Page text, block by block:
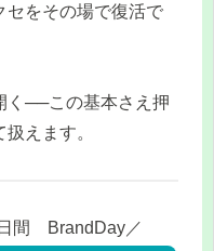
セをその場で復活で
く──この基本さえ押
えます。
間 BrandDay／